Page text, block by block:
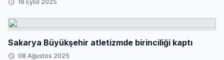
19 Eylül 2025
Sakarya Büyükşehir atletizmde birinciliği kaptı
08 Ağustos 2025